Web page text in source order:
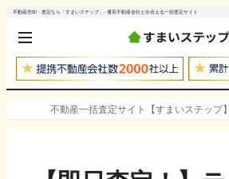
不動産売却・査定なら「すまいステップ」- 優良不動産会社と出会える一括査定サイト
不動産一括査定サイト【すまいステップ】